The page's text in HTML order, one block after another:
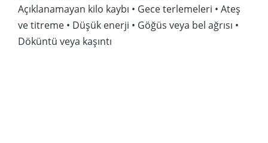
Açıklanamayan kilo kaybı • Gece terlemeleri • Ateş
ve titreme • Düşük enerji • Göğüs veya bel ağrısı •
Döküntü veya kaşıntı